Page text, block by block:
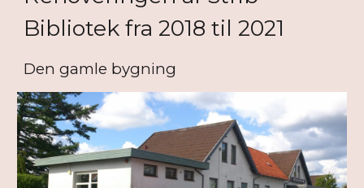
Bibliotek fra 2018 til 2021
Den gamle bygning